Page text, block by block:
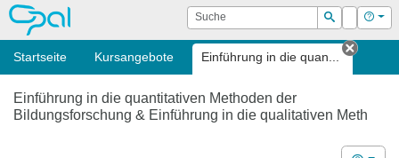
OPAL Suche
Suchen
Login Hilfe
Startseite Kursangebote Einführung in die quan...
Tab
Einführung in die quantitativen Methoden der
Bildungsforschung & Einführung in die qualitativen Meth